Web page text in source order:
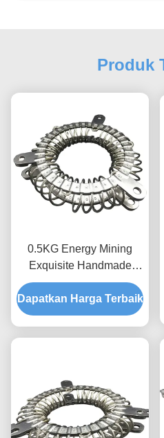
Produk
0.5KG Energy Mining
Exquisite Handmade
UAV Camera Gimbal
Vibration Shock
Absorption Gry-10a
Dapatkan Harga Terbaik